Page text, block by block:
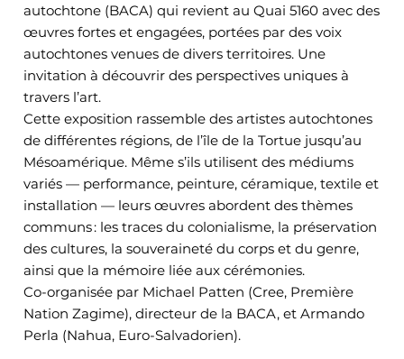
autochtone (BACA) qui revient au Quai 5160 avec des
œuvres fortes et engagées, portées par des voix
autochtones venues de divers territoires. Une
invitation à découvrir des perspectives uniques à
travers l’art.
Cette exposition rassemble des artistes autochtones
de différentes régions, de l’île de la Tortue jusqu’au
Mésoamérique. Même s’ils utilisent des médiums
variés — performance, peinture, céramique, textile et
installation — leurs œuvres abordent des thèmes
communs : les traces du colonialisme, la préservation
des cultures, la souveraineté du corps et du genre,
ainsi que la mémoire liée aux cérémonies.
Co-organisée par Michael Patten (Cree, Première
Nation Zagime), directeur de la BACA, et Armando
Perla (Nahua, Euro-Salvadorien).